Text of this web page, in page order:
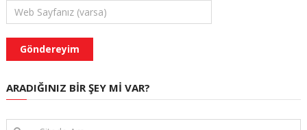
ARADIĞINIZ BIR ŞEY MI VAR?